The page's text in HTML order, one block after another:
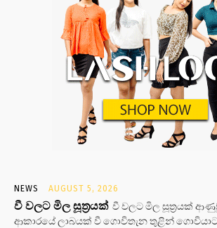
NEWS AUGUST 5, 2026
වී වලට මිල සූත්‍රයක් වී වලට මිල සූත්‍රයක්
ආකාරයේ ලාබයක් වී ගොවිතැන තුළින්